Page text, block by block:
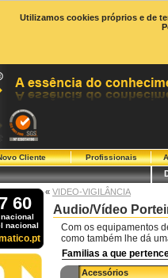
Utilizamos cookies próprios e de
Cliente Profissionais
60
nacional
« VIDEO-VIGILÂNCIA
Audio/Vídeo
Com os equipamentos
como também lhe dá
Familias a que
Acessórios